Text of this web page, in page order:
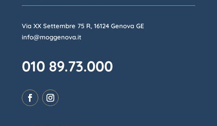
Via XX Settembre 75 R, 16124 Genova GE
info@moggenova.it
010 89.73.000